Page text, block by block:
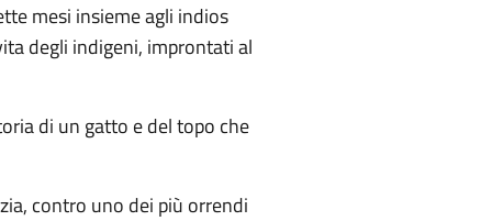
mesi insieme agli indios
degli indigeni, improntati al
di un gatto e del topo che
contro uno dei più orrendi